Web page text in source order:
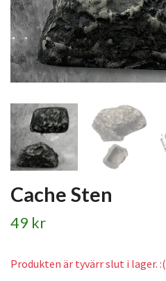
Cache Sten
49 kr
Produkten är tyvärr slut i lager. :(